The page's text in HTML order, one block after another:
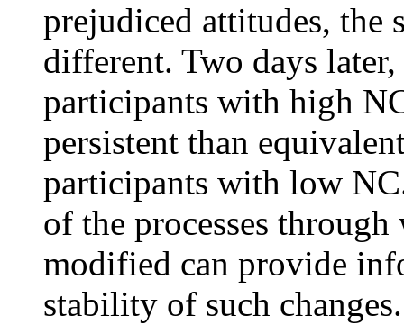
prejudiced attitudes, the
different. Two days
participants with high
persistent than
participants with low
of the processes
modified can provide
stability of such changes.